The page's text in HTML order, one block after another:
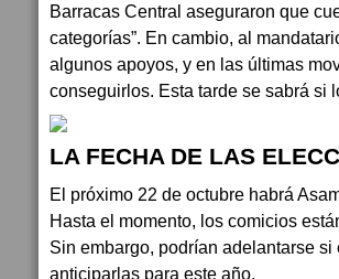
Barracas Central aseguraron que
categorías”. En cambio, al
algunos apoyos, y en las últimas
conseguirlos. Esta tarde se sabrá si
LA FECHA DE LAS
El próximo 22 de octubre habrá
Hasta el momento, los comicios
Sin embargo, podrían adelantarse
anticiparlas para este año.